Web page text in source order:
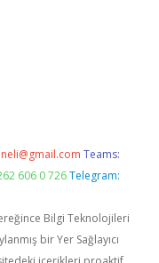
Teams:
606 0 726 Telegram:
Bilgi Teknolojileri
bir Yer Sağlayıcı